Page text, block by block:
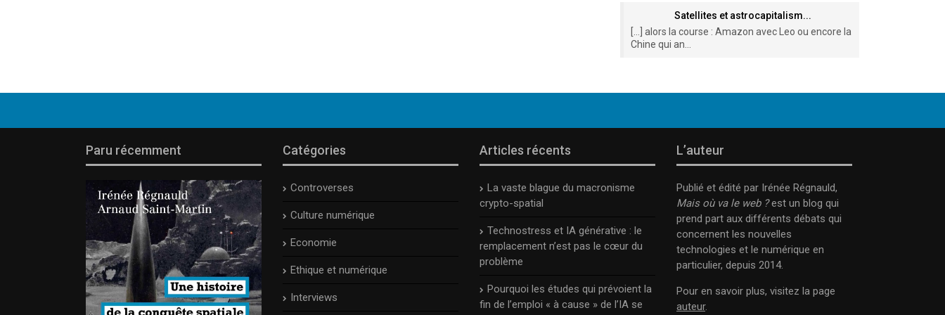
Satellites et astrocapitalism...
[…] alors la course : Amazon avec Leo ou encore la
Chine qui an...
Paru récemment Catégories
Controverses
Culture numérique
Economie
Ethique et numérique
Interviews
Articles récents
La vaste blague du macronisme
crypto-spatial
Technostress et IA générative : le
remplacement n’est pas le cœur du
problème
Pourquoi les études qui prévoient la
fin de l’emploi « à cause » de l’IA se
L’auteur
Publié et édité par Irénée Régnauld,
Mais où va le web ?est un blog qui
prend part aux différents débats qui
concernent les nouvelles
technologies et le numérique en
particulier, depuis 2014.
Pour en savoir plus, visitez la page
auteur.